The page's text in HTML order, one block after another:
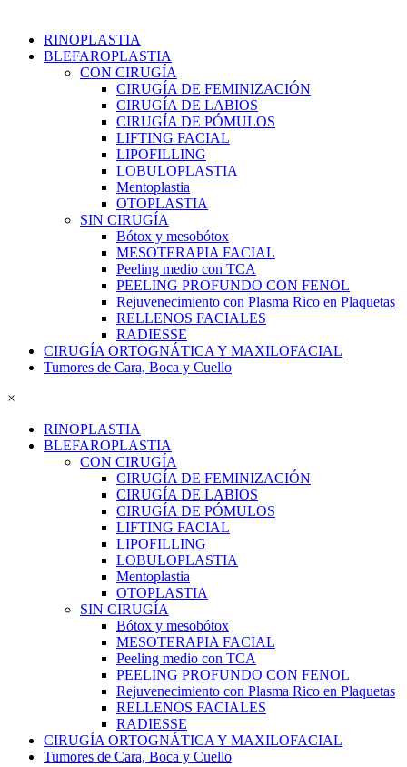
RINOPLASTIA
BLEFAROPLASTIA
CON CIRUGÍA
CIRUGÍA DE FEMINIZACIÓN
CIRUGÍA DE LABIOS
CIRUGÍA DE PÓMULOS
LIFTING FACIAL
LIPOFILLING
LOBULOPLASTIA
Mentoplastia
OTOPLASTIA
SIN CIRUGÍA
Bótox y mesobótox
MESOTERAPIA FACIAL
Peeling medio con TCA
PEELING PROFUNDO CON FENOL
Rejuvenecimiento con Plasma Rico en Plaquetas
RELLENOS FACIALES
RADIESSE
CIRUGÍA ORTOGNÁTICA Y MAXILOFACIAL
Tumores de Cara, Boca y Cuello
×
RINOPLASTIA
BLEFAROPLASTIA
CON CIRUGÍA
CIRUGÍA DE FEMINIZACIÓN
CIRUGÍA DE LABIOS
CIRUGÍA DE PÓMULOS
LIFTING FACIAL
LIPOFILLING
LOBULOPLASTIA
Mentoplastia
OTOPLASTIA
SIN CIRUGÍA
Bótox y mesobótox
MESOTERAPIA FACIAL
Peeling medio con TCA
PEELING PROFUNDO CON FENOL
Rejuvenecimiento con Plasma Rico en Plaquetas
RELLENOS FACIALES
RADIESSE
CIRUGÍA ORTOGNÁTICA Y MAXILOFACIAL
Tumores de Cara, Boca y Cuello